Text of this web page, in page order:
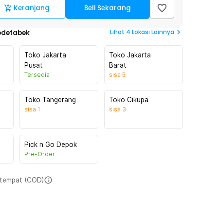
Keranjang Beli Sekarang
Lihat 4 Lokasi Lainnya
Toko Jakarta
Pusat
Tersedia
Toko Jakarta
Barat
sisa 5
Toko Tangerang
sisa 1
Toko Cikupa
sisa 3
Pick n Go Depok
Pre-Order
(COD)